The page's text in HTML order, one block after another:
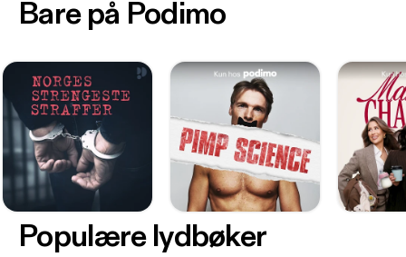
Bare på Podimo
Populære lydbøker